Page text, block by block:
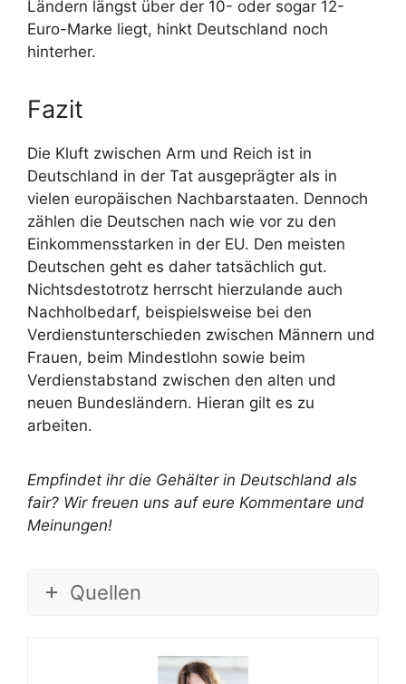
Ländern längst über der 10- oder sogar 12-
Euro-Marke liegt, hinkt Deutschland noch
hinterher.
Fazit
Die Kluft zwischen Arm und Reich ist in
Deutschland in der Tat ausgeprägter als in
vielen europäischen Nachbarstaaten. Dennoch
zählen die Deutschen nach wie vor zu den
Einkommensstarken in der EU. Den meisten
Deutschen geht es daher tatsächlich gut.
Nichtsdestotrotz herrscht hierzulande auch
Nachholbedarf, beispielsweise bei den
Verdienstunterschieden zwischen Männern und
Frauen, beim Mindestlohn sowie beim
Verdienstabstand zwischen den alten und
neuen Bundesländern. Hieran gilt es zu
arbeiten.
Empfindet ihr die Gehälter in Deutschland als
fair? Wir freuen uns auf eure Kommentare und
Meinungen!
Quellen